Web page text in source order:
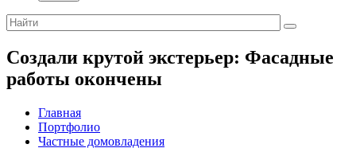
Создали крутой экстерьер: Фасадные
работы окончены
Главная
Портфолио
Частные домовладения